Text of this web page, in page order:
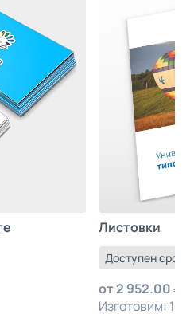
Листовки
Доступен
от2 952.00
Изготовим: 13